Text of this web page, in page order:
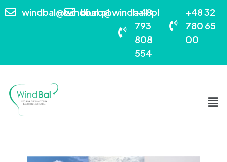
windbal@windbal.plbiuro@windball.pl
+48
793
808
554
+48 32
780 65
00